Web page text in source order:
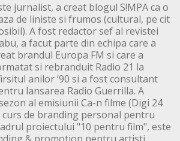
jurnalist, a creat blogul S!MPA ca o
de liniste si frumos (cultural, pe cit
A fost redactor sef al revistei
a facut parte din echipa care a
brandul Europa FM si care a
si rebranduit Radio 21 la
anilor ‘90 si a fost consultant
lansarea Radio Guerrilla. A
al emisiunii Ca-n filme (Digi 24
curs de branding personal pentru
proiectului "10 pentru film", este